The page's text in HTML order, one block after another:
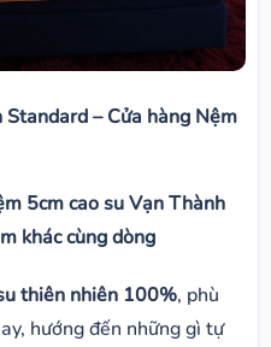
– Cửa hàng Nệm
5cm cao su Vạn Thành
khác cùng dòng
thiên nhiên 100%, phù
hướng đến những gì tự